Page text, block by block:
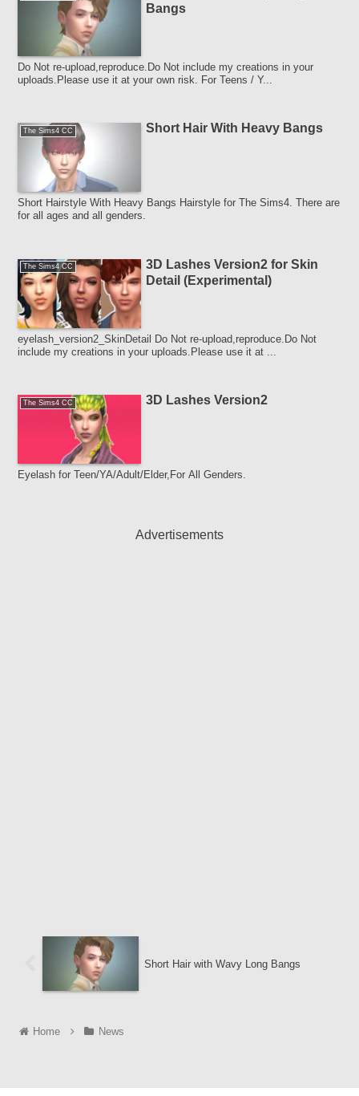
Bangs
Do Not re-upload,reproduce.Do Not include my creations in your
uploads.Please use it at your own risk. For Teens / Y...
The Sims4 CC Short Hair With Heavy Bangs
Short Hairstyle With Heavy Bangs Hairstyle for The Sims4. There are
for all ages and all genders.
The Sims4 CC
3D Lashes Version2 for Skin
Detail (Experimental)
eyelash_version2_SkinDetail Do Not re-upload,reproduce.Do Not
include my creations in your uploads.Please use it at ...
The Sims4 CC 3D Lashes Version2
Eyelash for Teen/YA/Adult/Elder,For All Genders.
Advertisements
Short Hair with Wavy Long Bangs
Home News